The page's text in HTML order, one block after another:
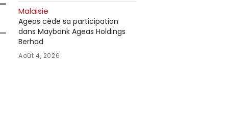
Malaisie
Ageas cède sa participation
dans Maybank Ageas Holdings
Berhad
Août 4, 2026